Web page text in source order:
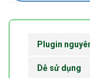
Plugin
Dễ sử dụng